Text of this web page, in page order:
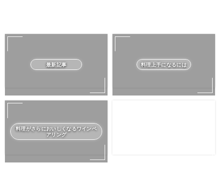
最新記事 料理上手になるには
料理がさらにおいしくなるワインペ
アリング